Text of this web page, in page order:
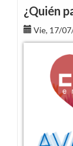
¿Quién
Vie, 17/